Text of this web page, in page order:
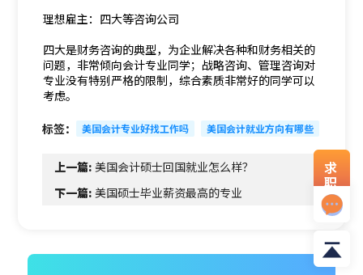
理想雇主：四大等咨询公司
四大是财务咨询的典型，为企业解决各种和财务相关的
问题，非常倾向会计专业同学；战略咨询、管理咨询对
专业没有特别严格的限制，综合素质非常好的同学可以
考虑。
标签： 美国会计专业好找工作吗 美国会计就业方向有哪些
上一篇:美国会计硕士回国就业怎么样？
下一篇:美国硕士毕业薪资最高的专业
求
职
资
料